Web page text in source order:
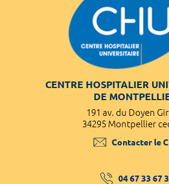
CENTRE HOSPITALIER
DE
191 av. du Doyen
34295 Montpellier
Contacter le
04 67 33 67